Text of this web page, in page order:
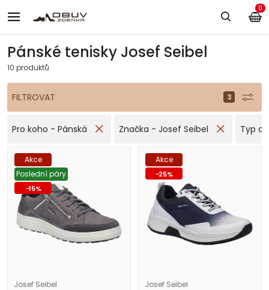
Pánské tenisky Josef Seibel
10 produktů
FILTROVAT
Pro koho - Pánská Značka - Josef Seibel Typ
Akce
Poslední páry
-15%
Josef Seibel
Akce
-25%
Josef Seibel
0